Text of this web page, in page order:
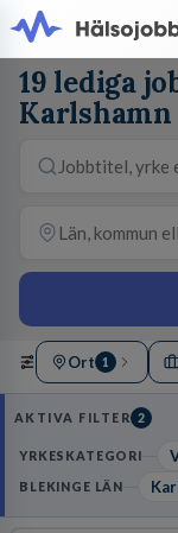
19 lediga
Karlshamn
Ort 1
AKTIVA FILTER 2
YRKESKATEGORI
BLEKINGE LÄN